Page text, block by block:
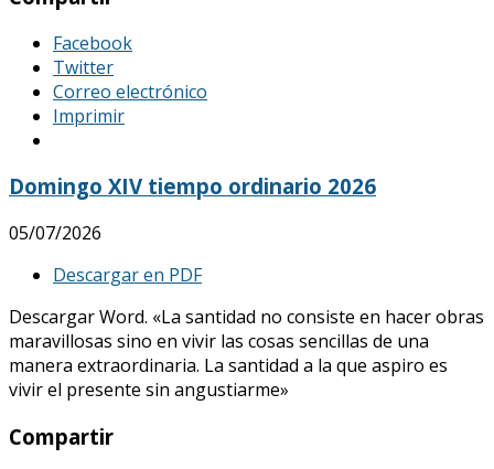
Facebook
Twitter
Correo electrónico
Imprimir
Domingo XIV tiempo ordinario 2026
05/07/2026
Descargar en PDF
Descargar Word. «La santidad no consiste en hacer obras
maravillosas sino en vivir las cosas sencillas de una
manera extraordinaria. La santidad a la que aspiro es
vivir el presente sin angustiarme»
Compartir